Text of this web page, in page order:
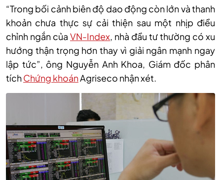
“Trong bối cảnh biên độ dao động còn lớn và thanh
khoản chưa thực sự cải thiện sau một nhịp điều
chỉnh ngắn của VN-Index, nhà đầu tư thường có xu
hướng thận trọng hơn thay vì giải ngân mạnh ngay
lập tức”, ông Nguyễn Anh Khoa, Giám đốc phân
tíchChứng khoánAgriseco nhận xét.